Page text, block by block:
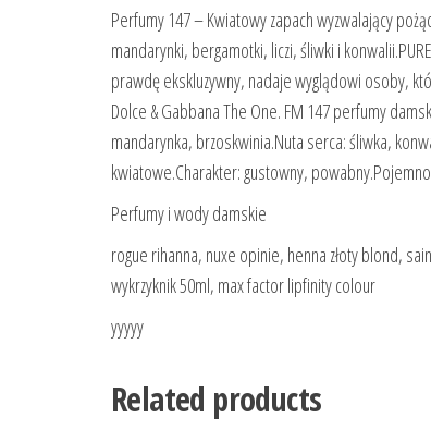
Perfumy 147 – Kwiatowy zapach wyzwalający
mandarynki, bergamotki, liczi, śliwki i
prawdę ekskluzywny, nadaje wyglądowi osoby,
Dolce & Gabbana The One. FM 147 perfumy
mandarynka, brzoskwinia.Nuta serca: śliwka,
kwiatowe.Charakter: gustowny,
Perfumy i wody damskie
rogue rihanna, nuxe opinie, henna złoty blond,
wykrzyknik 50ml, max factor lipfinity colour
yyyyy
Related products